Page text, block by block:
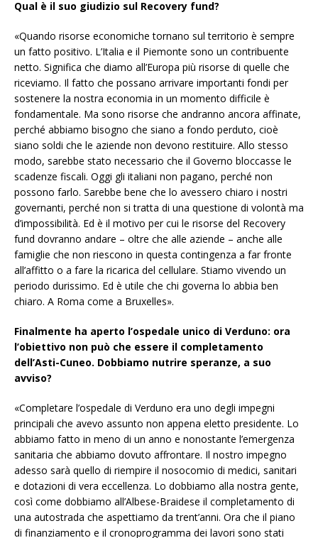
Qual è il suo giudizio sul Recovery fund?
«Quando risorse economiche tornano sul territorio è sempre
un fatto positivo. L’Italia e il Piemonte sono un contribuente
netto. Significa che diamo all’Europa più risorse di quelle che
riceviamo. Il fatto che possano arrivare importanti fondi per
sostenere la nostra economia in un momento difficile è
fondamentale. Ma sono risorse che andranno ancora affinate,
perché abbiamo bisogno che siano a fondo perduto, cioè
siano soldi che le aziende non devono restituire. Allo stesso
modo, sarebbe stato necessario che il Governo bloccasse le
scadenze fiscali. Oggi gli italiani non pagano, perché non
possono farlo. Sarebbe bene che lo avessero chiaro i nostri
governanti, perché non si tratta di una questione di volontà ma
d’impossibilità. Ed è il motivo per cui le risorse del Recovery
fund dovranno andare – oltre che alle aziende – anche alle
famiglie che non riescono in questa contingenza a far fronte
all’affitto o a fare la ricarica del cellulare. Stiamo vivendo un
periodo durissimo. Ed è utile che chi governa lo abbia ben
chiaro. A Roma come a Bruxelles».
Finalmente ha aperto l’ospedale unico di Verduno: ora
l’obiettivo non può che essere il completamento
dell’Asti-Cuneo. Dobbiamo nutrire speranze, a suo
avviso?
«Completare l’ospedale di Verduno era uno degli impegni
principali che avevo assunto non appena eletto presidente. Lo
abbiamo fatto in meno di un anno e nonostante l’emergenza
sanitaria che abbiamo dovuto affrontare. Il nostro impegno
adesso sarà quello di riempire il nosocomio di medici, sanitari
e dotazioni di vera eccellenza. Lo dobbiamo alla nostra gente,
così come dobbiamo all’Albese-Braidese il completamento di
una autostrada che aspettiamo da trent’anni. Ora che il piano
di finanziamento e il cronoprogramma dei lavori sono stati